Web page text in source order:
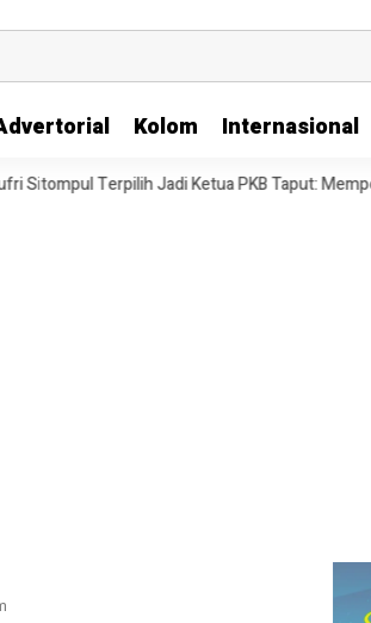
Kolom Internasional
Ketua PKB Taput: Memperkuat Struktur